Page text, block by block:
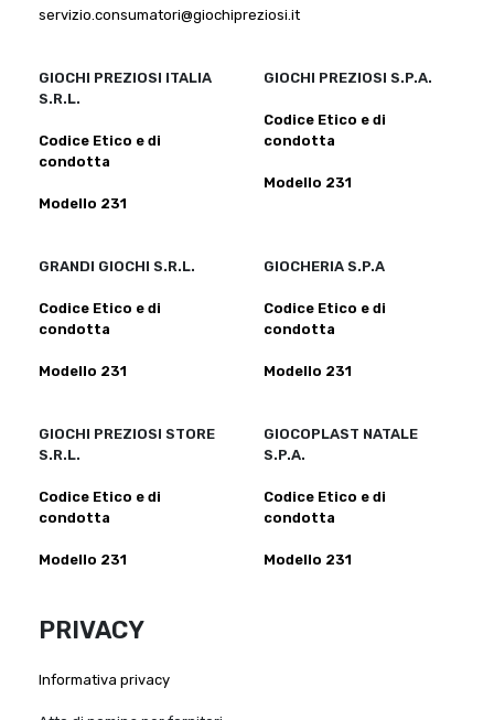
servizio.consumatori@giochipreziosi.it
GIOCHI PREZIOSI ITALIA
S.R.L.
Codice Etico e di
condotta
Modello 231
GIOCHI PREZIOSI S.P.A.
Codice Etico e di
condotta
Modello 231
GRANDI GIOCHI S.R.L.
Codice Etico e di
condotta
Modello 231
GIOCHERIA S.P.A
Codice Etico e di
condotta
Modello 231
GIOCHI PREZIOSI STORE
S.R.L.
Codice Etico e di
condotta
Modello 231
GIOCOPLAST NATALE
S.P.A.
Codice Etico e di
condotta
Modello 231
PRIVACY
Informativa privacy